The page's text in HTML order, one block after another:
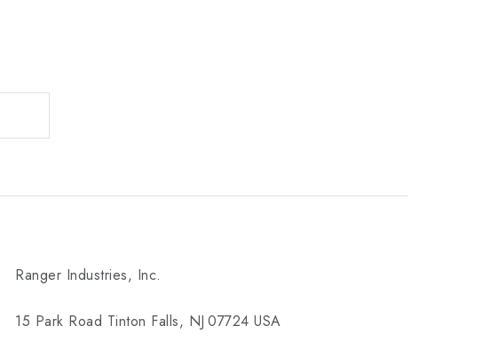
Ranger Industries, Inc.
15 Park Road Tinton Falls, NJ 07724 USA